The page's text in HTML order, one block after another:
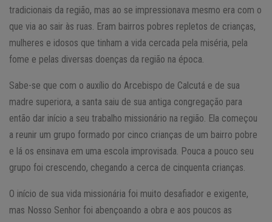
tradicionais da região, mas ao se impressionava mesmo era com o
que via ao sair às ruas. Eram bairros pobres repletos de crianças,
mulheres e idosos que tinham a vida cercada pela miséria, pela
fome e pelas diversas doenças da região na época.
Sabe-se que com o auxílio do Arcebispo de Calcutá e de sua
madre superiora, a santa saiu de sua antiga congregação para
então dar início a seu trabalho missionário na região. Ela começou
a reunir um grupo formado por cinco crianças de um bairro pobre
e lá os ensinava em uma escola improvisada. Pouca a pouco seu
grupo foi crescendo, chegando a cerca de cinquenta crianças.
O início de sua vida missionária foi muito desafiador e exigente,
mas Nosso Senhor foi abençoando a obra e aos poucos as